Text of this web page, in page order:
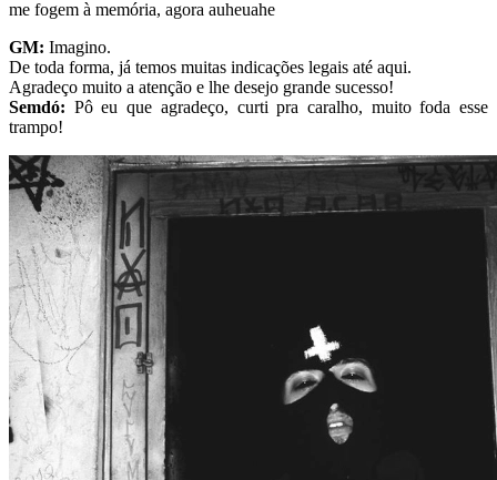
me fogem à memória, agora auheuahe
GM: Imagino.
De toda forma, já temos muitas indicações legais até aqui.
Agradeço muito a atenção e lhe desejo grande sucesso!
Semdó: Pô eu que agradeço, curti pra caralho, muito foda esse
trampo!